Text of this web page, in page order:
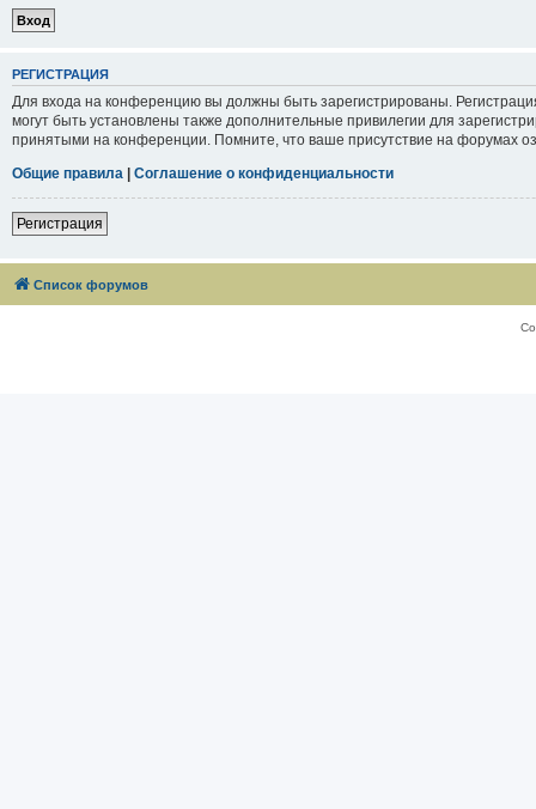
РЕГИСТРАЦИЯ
Для входа на конференцию вы должны быть зарегистрированы.
могут быть установлены также дополнительные привилегии для
принятыми на конференции. Помните, что ваше присутствие на форумах
Общие правила | Соглашение о конфиденциальности
Регистрация
Список форумов